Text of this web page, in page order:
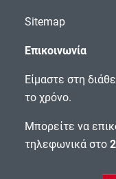
Sitemap
Επικοινωνία
Είμαστε στη
το χρόνο.
Μπορείτε να
τηλεφωνικά στο